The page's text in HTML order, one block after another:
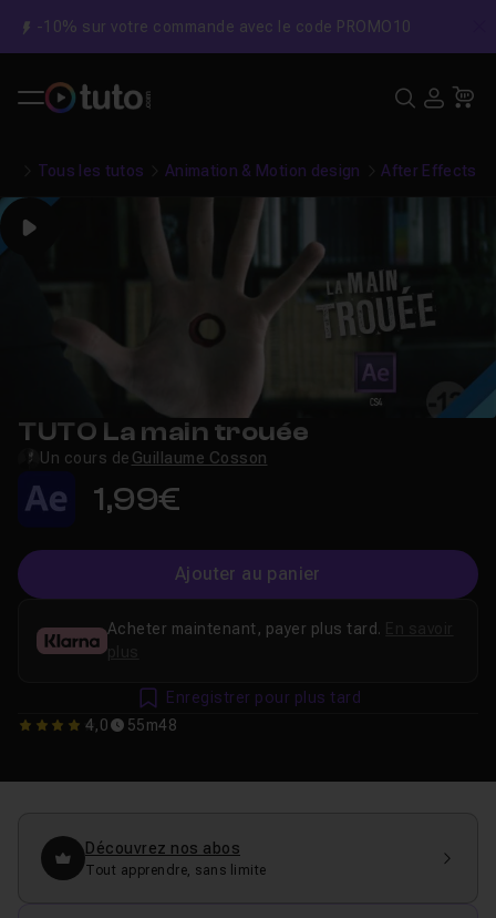
-10% sur votre commande avec le code PROMO10
Tous les tutos Animation & Motion design After Effects
Play
TUTO La main trouée
Un cours de Guillaume Cosson
1,99€
Ajouter au panier
4 4,0 55m48
Acheter maintenant, payer plus tard.
plus
Enregistrer pour plus tard
Découvrez nos abos
Tout apprendre, sans limite